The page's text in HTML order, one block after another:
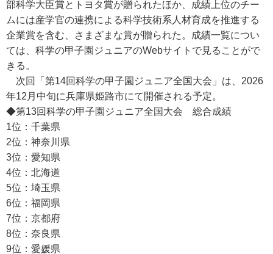
部科学大臣賞とトヨタ賞が贈られたほか、成績上位のチー
ムには産学官の連携による科学技術系人材育成を推進する
企業賞を含む、さまざまな賞が贈られた。成績一覧につい
ては、科学の甲子園ジュニアのWebサイトで見ることがで
きる。
次回「第14回科学の甲子園ジュニア全国大会」は、2026
年12月中旬に兵庫県姫路市にて開催される予定。
◆第13回科学の甲子園ジュニア全国大会 総合成績
1位：千葉県
2位：神奈川県
3位：愛知県
4位：北海道
5位：埼玉県
6位：福岡県
7位：京都府
8位：奈良県
9位：愛媛県